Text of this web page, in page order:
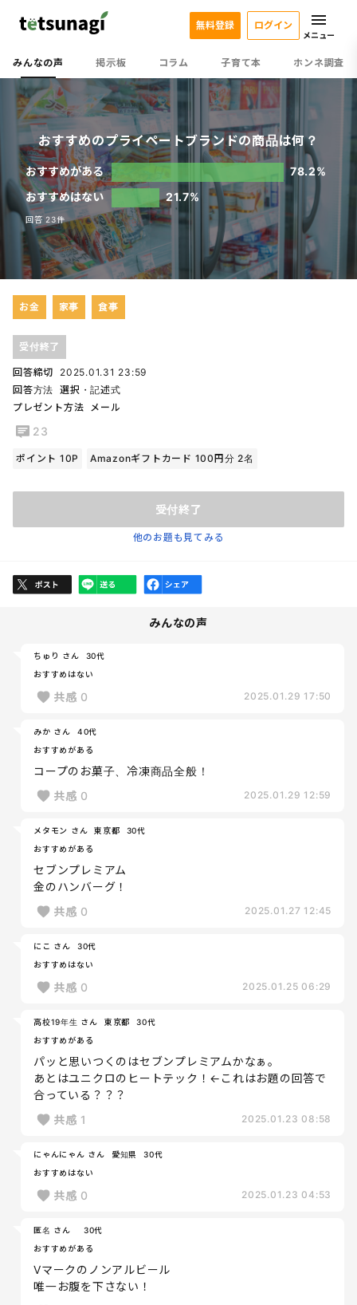
みんなの声 掲示板 コラム 子育て本 ホンネ調査
無料登録 ログイン
メニュー
おすすめのプライペートブランドの商品は何？
おすすめがある
78.2%
おすすめはない
21.7%
回答 23件
お金 家事 食事
受付終了
回答締切
2025.01.31 23:59
回答方法 選択・記述式
プレゼント方法
メール
23
ポイント 10P Amazonギフトカード 100円分 2名
受付終了
他のお題も見てみる
みんなの声
ちゅり さん
30代
おすすめはない
共感 0 2025.01.29 17:50
みか さん
40代
おすすめがある
コープのお菓子、冷凍商品全般！
共感 0 2025.01.29 12:59
メタモン さん 東京都
30代
おすすめがある
セブンプレミアム
金のハンバーグ！
共感 0 2025.01.27 12:45
にこ さん
30代
おすすめはない
共感 0 2025.01.25 06:29
高校19年生 さん 東京都
30代
おすすめがある
パッと思いつくのはセブンプレミアムかなぁ。
あとはユニクロのヒートテック！←これはお題の回答で
合っている？？？
共感 1 2025.01.23 08:58
にゃんにゃん さん 愛知県
30代
おすすめはない
共感 0 2025.01.23 04:53
匿名 さん
30代
おすすめがある
Vマークのノンアルビール
唯一お腹を下さない！